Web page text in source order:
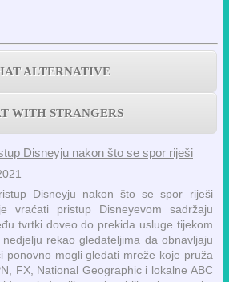
ALTERNATIVE
WITH STRANGERS
Disneyju nakon što se spor riješi
Disneyju nakon što se spor riješi
vraćati pristup Disneyevom sadržaju
tvrtki doveo do prekida usluge tijekom
rekao gledateljima da obnavljaju
ponovno mogli gledati mreže koje pruža
FX, National Geographic i lokalne ABC